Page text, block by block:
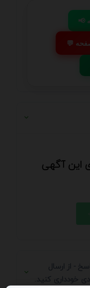
این آگهی
- از ارسال
خودداری کنید.